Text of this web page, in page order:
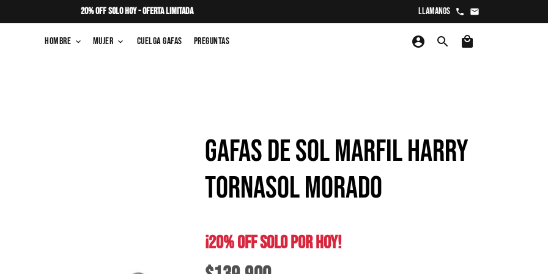
20% OFF SOLO HOY - OFERTA LIMITADA Llamanos phone email
Hombre keyboard_arrow_down Mujer keyboard_arrow_down Cuelga Gafas Preguntas account_circle search local_mall
GAFAS DE SOL MARFIL HARRY
TORNASOL MORADO
¡20% OFF SOLO POR HOY!